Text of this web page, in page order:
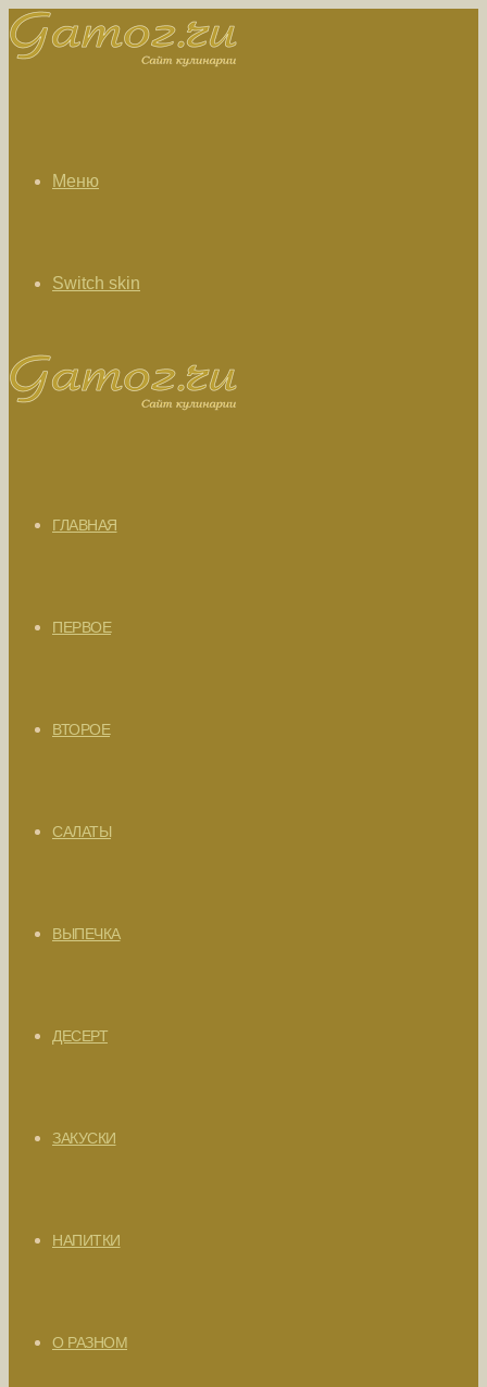
Меню
Switch skin
ГЛАВНАЯ
ПЕРВОЕ
ВТОРОЕ
САЛАТЫ
ВЫПЕЧКА
ДЕСЕРТ
ЗАКУСКИ
НАПИТКИ
О РАЗНОМ